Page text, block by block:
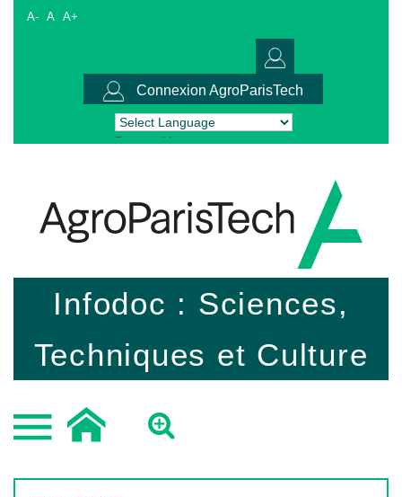
A- A A+
Connexion AgroParisTech
Powered by Translate
Infodoc : Sciences,
Techniques et Culture